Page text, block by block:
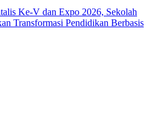
Ke-V dan Expo 2026, Sekolah
Transformasi Pendidikan Berbasis